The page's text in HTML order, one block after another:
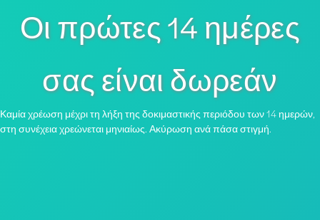
Οι πρώτες 14 ημέρες
σας είναι δωρεάν
Καμία χρέωση μέχρι τη λήξη της δοκιμαστικής περιόδου των 14 ημερών,
στη συνέχεια χρεώνεται μηνιαίως. Ακύρωση ανά πάσα στιγμή.